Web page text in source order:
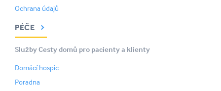
Ochrana údajů
PÉČE
Služby Cesty domů pro pacienty a klienty
Domácí hospic
Poradna